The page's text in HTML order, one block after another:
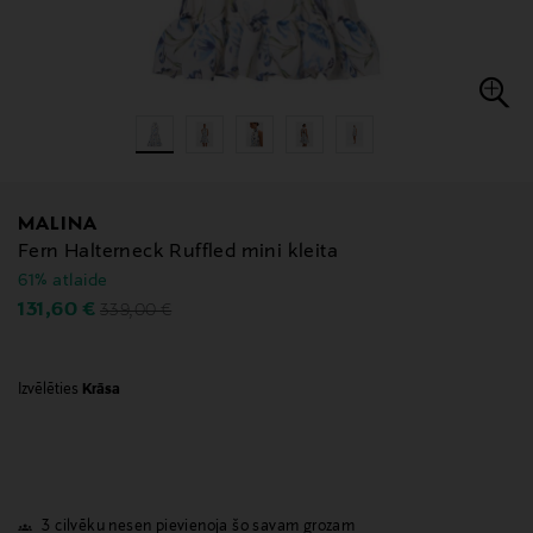
MALINA
Fern Halterneck Ruffled mini kleita
61% atlaide
Discounted Price
131,60 € Original Price
339,00 €
Izvēlēties Krāsa
3 cilvēku nesen pievienoja šo savam grozam